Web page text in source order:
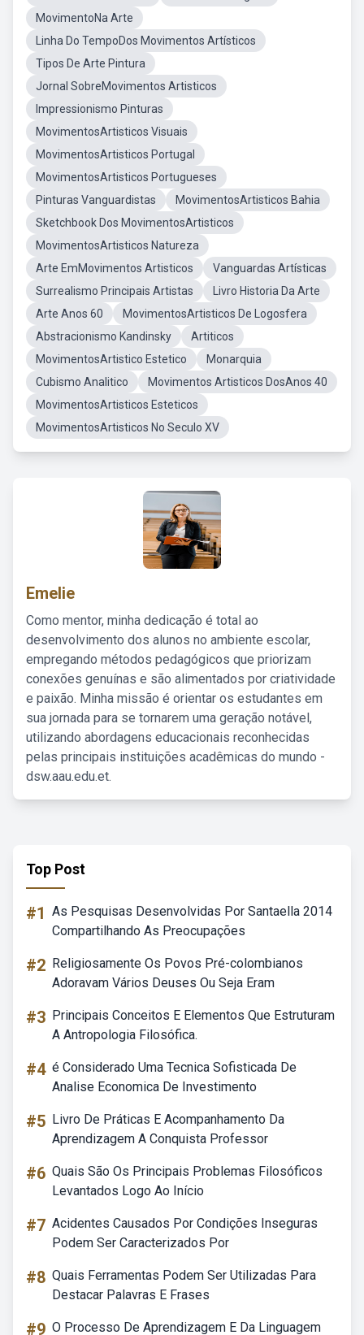
MovimentoNa Arte
Linha Do TempoDos Movimentos Artísticos
Tipos De Arte Pintura
Jornal SobreMovimentos Artisticos
Impressionismo Pinturas
MovimentosArtisticos Visuais
MovimentosArtisticos Portugal
MovimentosArtisticos Portugueses
Pinturas Vanguardistas
MovimentosArtisticos Bahia
Sketchbook Dos MovimentosArtisticos
MovimentosArtisticos Natureza
Arte EmMovimentos Artisticos
Vanguardas Artísticas
Surrealismo Principais Artistas
Livro Historia Da Arte
Arte Anos 60
MovimentosArtisticos De Logosfera
Abstracionismo Kandinsky
Artiticos
MovimentosArtistico Estetico
Monarquia
Cubismo Analitico
Movimentos Artisticos DosAnos 40
MovimentosArtisticos Esteticos
MovimentosArtisticos No Seculo XV
Emelie
Como mentor, minha dedicação é total ao
desenvolvimento dos alunos no ambiente escolar,
empregando métodos pedagógicos que priorizam
conexões genuínas e são alimentados por criatividade
e paixão. Minha missão é orientar os estudantes em
sua jornada para se tornarem uma geração notável,
utilizando abordagens educacionais reconhecidas
pelas principais instituições acadêmicas do mundo -
dsw.aau.edu.et.
Top Post
#1 As Pesquisas Desenvolvidas Por Santaella 2014
Compartilhando As Preocupações
#2 Religiosamente Os Povos Pré-colombianos
Adoravam Vários Deuses Ou Seja Eram
#3 Principais Conceitos E Elementos Que Estruturam
A Antropologia Filosófica.
#4 é Considerado Uma Tecnica Sofisticada De
Analise Economica De Investimento
#5 Livro De Práticas E Acompanhamento Da
Aprendizagem A Conquista Professor
#6 Quais São Os Principais Problemas Filosóficos
Levantados Logo Ao Início
#7 Acidentes Causados Por Condições Inseguras
Podem Ser Caracterizados Por
#8 Quais Ferramentas Podem Ser Utilizadas Para
Destacar Palavras E Frases
#9 O Processo De Aprendizagem E Da Linguagem